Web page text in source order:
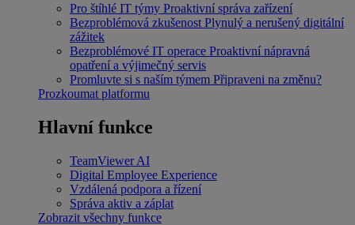
Pro štíhlé IT týmy Proaktivní správa zařízení
Bezproblémová zkušenost Plynulý a nerušený digitální
zážitek
Bezproblémové IT operace Proaktivní nápravná
opatření a výjimečný servis
Promluvte si s naším týmem Připraveni na změnu?
Prozkoumat platformu
Hlavní funkce
TeamViewer AI
Digital Employee Experience
Vzdálená podpora a řízení
Správa aktiv a záplat
Zobrazit všechny funkce